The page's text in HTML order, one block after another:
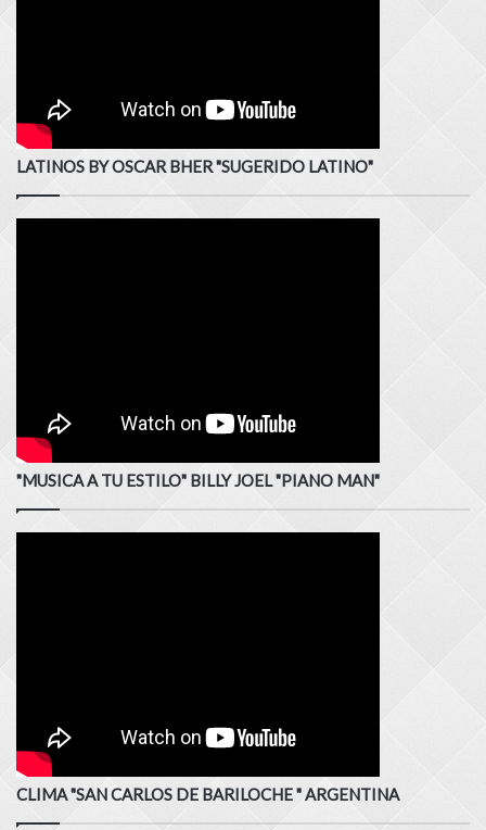
LATINOS BY OSCAR BHER "SUGERIDO LATINO"
"MUSICA A TU ESTILO" BILLY JOEL "PIANO MAN"
CLIMA "SAN CARLOS DE BARILOCHE " ARGENTINA